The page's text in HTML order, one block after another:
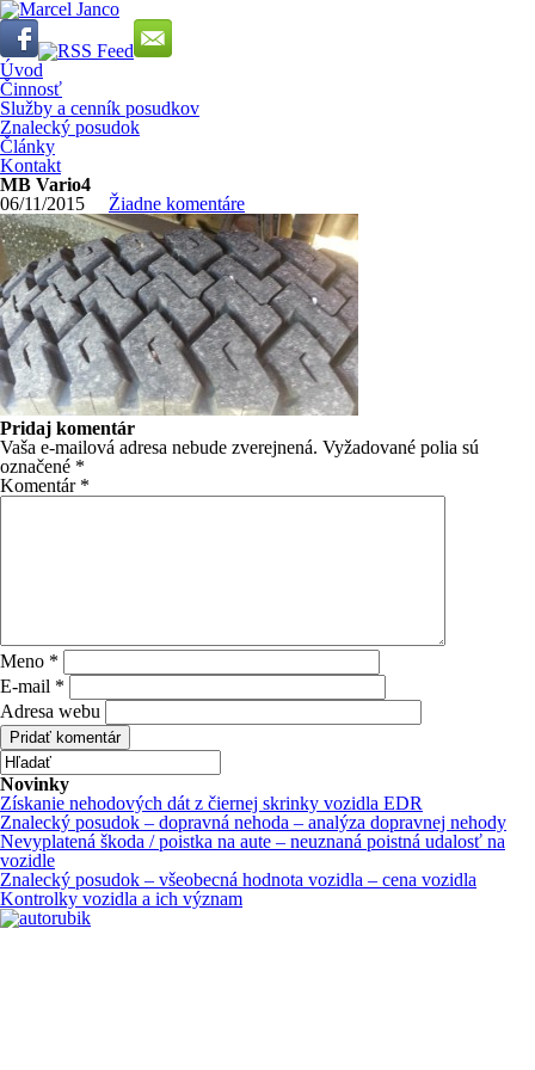
Úvod
Činnosť
Služby a cenník posudkov
Znalecký posudok
Články
Kontakt
MB Vario4
06/11/2015
Žiadne komentáre
Pridaj komentár
Vaša e-mailová adresa nebude zverejnená. Vyžadované polia sú
označené *
Komentár *
Meno *
E-mail *
Adresa webu
Novinky
Získanie nehodových dát z čiernej skrinky vozidla EDR
Znalecký posudok – dopravná nehoda – analýza dopravnej nehody
Nevyplatená škoda / poistka na aute – neuznaná poistná udalosť na
vozidle
Znalecký posudok – všeobecná hodnota vozidla – cena vozidla
Kontrolky vozidla a ich význam